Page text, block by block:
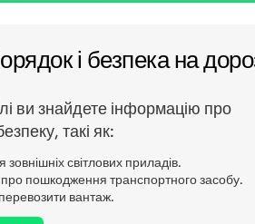
і безпека на
ви знайдете інформацію про
такі як:
світлових приладів.
про пошкодження транспортного засобу.
вантаж.